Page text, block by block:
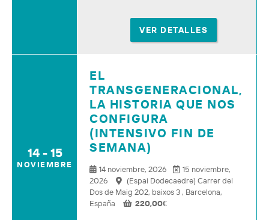
VER DETALLES
14 - 15
NOVIEMBRE
EL
TRANSGENERACIONAL,
LA HISTORIA QUE NOS
CONFIGURA
(INTENSIVO FIN DE
SEMANA)
14 noviembre, 2026
15 noviembre,
2026
(Espai Dodecaedre) Carrer del
Dos de Maig 202, baixos 3 , Barcelona,
España
220,00€